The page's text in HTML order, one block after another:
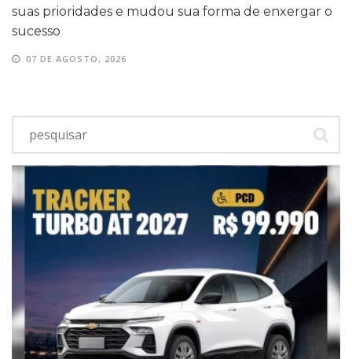
suas prioridades e mudou sua forma de enxergar o
sucesso
07 DE AGOSTO, 2026